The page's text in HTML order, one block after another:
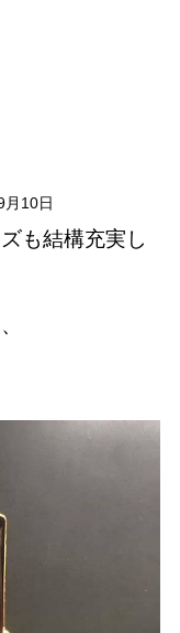
月10日
も結構充実し